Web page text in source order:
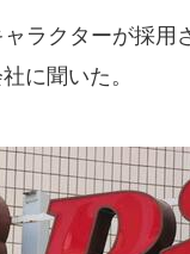
ラクターが採用
に聞いた。